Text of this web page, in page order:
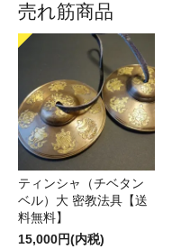
売れ筋商品
ティンシャ（チベタン
ベル）大 密教法具【送
料無料】
15,000円(内税)